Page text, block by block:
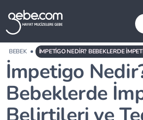
BEBEK
İmpetigo
Bebeklerde